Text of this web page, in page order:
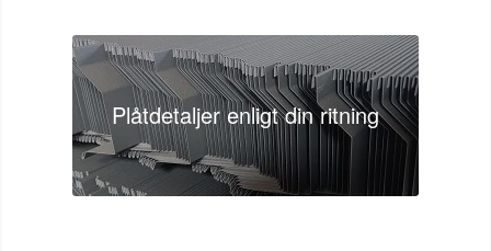
Plåtdetaljer enligt din ritning